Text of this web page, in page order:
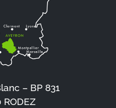
– BP 831
RODEZ